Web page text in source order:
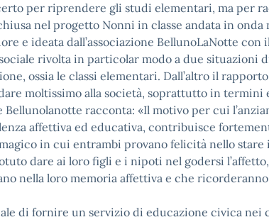
per riprendere gli studi elementari, ma per
nel progetto Nonni in classe andata in
e ideata dall’associazione BellunoLaNotte con
rivolta in particolar modo a due situazioni
ossia le classi elementari. Dall’altro il
moltissimo alla società, soprattutto in
Bellunolanotte racconta: «Il motivo per cui
affettiva ed educativa, contribuisce
in cui entrambi provano felicità nello
dare ai loro figli e i nipoti nel godersi
nella loro memoria affettiva e che
di fornire un servizio di educazione civica